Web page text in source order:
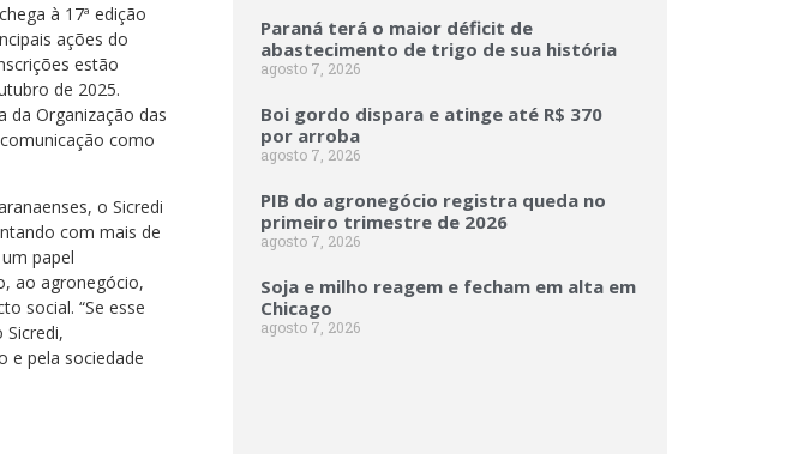
à 17ª edição
ações do
estão
de 2025.
da Organização das
como
o Sicredi
com mais de
papel
ao agronegócio,
social. “Se esse
e pela sociedade
Paraná terá o maior déficit de
abastecimento de trigo de sua história
agosto 7, 2026
Boi gordo dispara e atinge até R$ 370
por arroba
agosto 7, 2026
PIB do agronegócio registra queda no
primeiro trimestre de 2026
agosto 7, 2026
Soja e milho reagem e fecham em alta em
Chicago
agosto 7, 2026